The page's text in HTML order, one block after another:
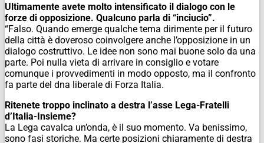
Ultimamente avete molto intensificato il dialogo con le
forze di opposizione. Qualcuno parla di “inciucio”.
“Falso. Quando emerge qualche tema dirimente per il futuro
della città è doveroso coinvolgere anche l’opposizione in un
dialogo costruttivo. Le idee non sono mai buone solo da una
parte. Poi nulla vieta di arrivare in consiglio e votare
comunque i provvedimenti in modo opposto, ma il confronto
fa parte del dna liberale di Forza Italia.
Ritenete troppo inclinato a destra l’asse Lega-Fratelli
d’Italia-Insieme?
La Lega cavalca un’onda, è il suo momento. Va benissimo,
sono fasi storiche. Ma certe posizioni chiaramente di destra